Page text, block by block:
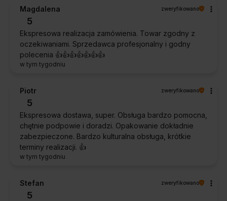
Magdalena zweryfikowano
5
Ekspresowa realizacja zamówienia. Towar zgodny z
oczekiwaniami. Sprzedawca profesjonalny i godny
polecenia 👍️👍️👍️👍️👍️👍️👍️
w tym tygodniu
Piotr zweryfikowano
5
Ekspresowa dostawa, super. Obsługa bardzo pomocna,
chętnie podpowie i doradzi. Opakowanie dokładnie
zabezpieczone. Bardzo kulturalna obsługa, krótkie
terminy realizacji. 👍️
w tym tygodniu
Stefan zweryfikowano
5